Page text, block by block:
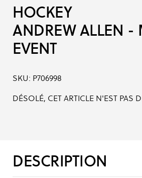
HOCKEY
ANDREW ALLEN -
EVENT
SKU: P706998
DÉSOLÉ, CET ARTICLE N'EST PAS
DESCRIPTION